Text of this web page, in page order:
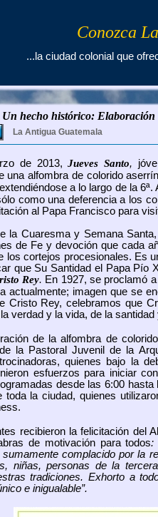
Conozca
...la ciudad colonial que
Un hecho histórico: Elaboración
La Antigua Guatemala
de 2013,Jueves Santo,
una alfombra de colorido
a lo largo de la 6ª.
como una deferencia a los
al Papa Francisco para
la Cuaresma y Semana
de Fe y devoción que cada
los cortejos procesionales. Es
que Su Santidad el Papa Pío
Rey. En 1927, se proclamó
actualmente; imagen que se
Cristo Rey, celebramos que
verdad y la vida, de la
de la alfombra de
la Pastoral Juvenil de la
quienes bajo la
esfuerzos para iniciar
desde las 6:00
toda la ciudad, quienes
recibieron la felicitación del
de motivación para todos:
complacido por la
niñas, personas de la
tradiciones. Exhorto a
e inigualable”.